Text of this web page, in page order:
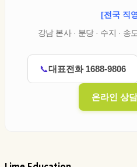
[전국 직
강남 본사 · 분당 · 수지 · 송
대표전화 1688-9806
온라인 상